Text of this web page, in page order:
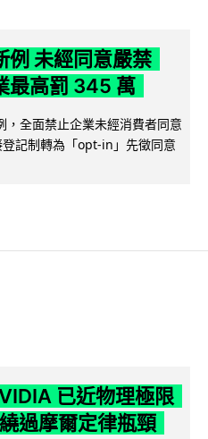
例 未經同意嚴禁
最高罰 345 萬
全面禁止企業未經消費者同意
記制轉為「opt-in」先徵同意
已近物理極限
過摩爾定律瓶頸